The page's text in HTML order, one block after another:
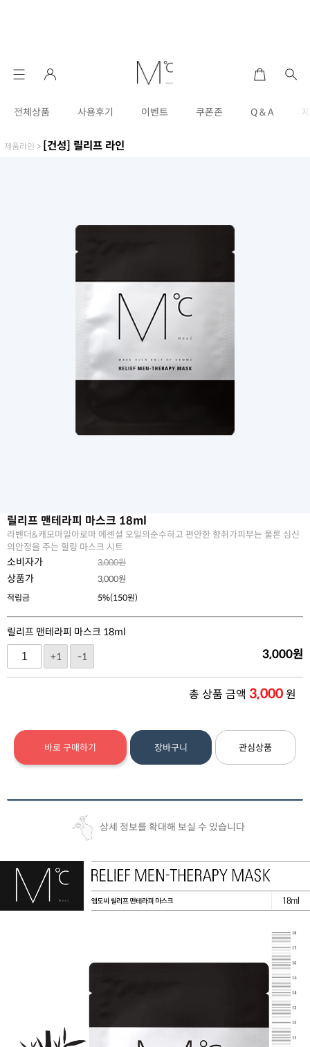
전체상품 사용후기 이벤트 쿠폰존 Q & A
제품라인 > [건성] 릴리프 라인
릴리프 맨테라피 마스크 18ml
라벤더&캐모마일아로마 에센셜 오일의순수하고 편안한 향취가피부는 물론 심신
의안정을 주는 힐링 마스크 시트
소비자가 3,000원
상품가 3,000원
적립금
5%(150원)
릴리프 맨테라피 마스크 18ml
+1
-1 3,000원
총 상품 금액 3,000원
바로 구매하기 장바구니 관심상품
상세 정보를 확대해 보실 수 있습니다